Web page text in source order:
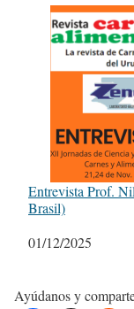
Entrevista Prof.
Brasil)
Fecha
01/12/2025
Ayúdanos y